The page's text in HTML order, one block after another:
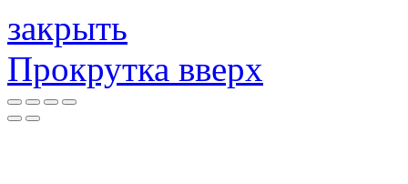
закрыть
Прокрутка вверх